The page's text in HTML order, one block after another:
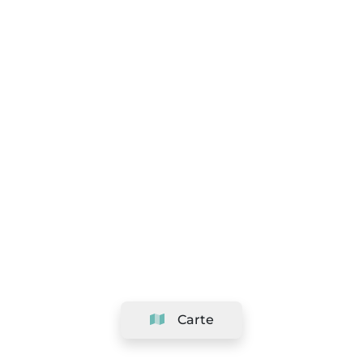
Carte